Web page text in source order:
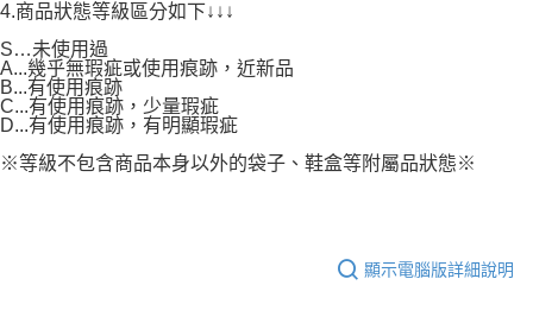
4.商品狀態等級區分如下↓↓↓
S…未使用過
A...幾乎無瑕疵或使用痕跡，近新品
B...有使用痕跡
C...有使用痕跡，少量瑕疵
D...有使用痕跡，有明顯瑕疵
※等級不包含商品本身以外的袋子、鞋盒等附屬品狀態※
顯示電腦版詳細說明